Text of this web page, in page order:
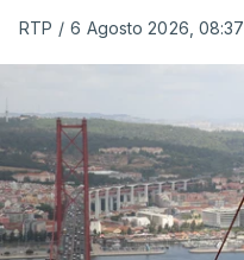
RTP / 6 Agosto 2026, 08:37